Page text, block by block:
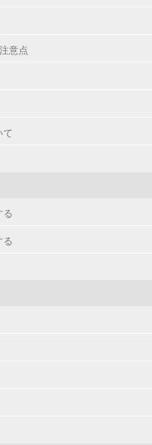
意点
て
る
る